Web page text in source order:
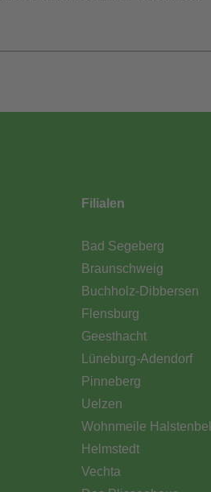
Filialen
Bad Segeberg
Braunschweig
Buchholz-Dibbersen
Flensburg
Geesthacht
Lüneburg-Adendorf
Pinneberg
Uelzen
Wohnmeile
Helmstedt
Vechta